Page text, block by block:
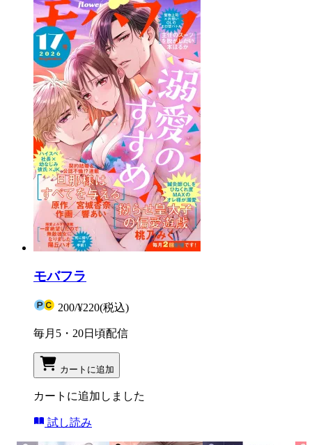
モバフラ
200/¥220(税込)
毎月5・20日頃配信
カートに追加
カートに追加しました
試し読み